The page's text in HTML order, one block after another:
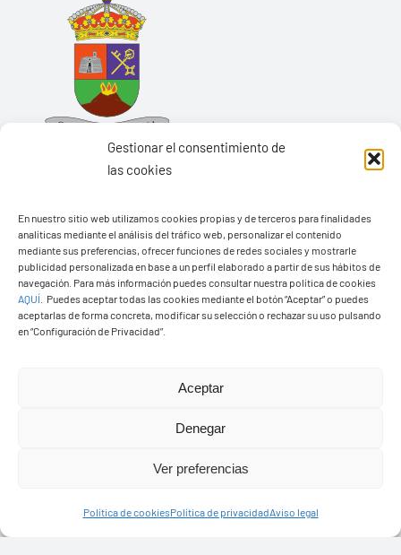
Gestionar el consentimiento de
las cookies
En nuestro sitio web utilizamos cookies propias y de terceros para finalidades
analíticas mediante el análisis del tráfico web, personalizar el contenido
mediante sus preferencias, ofrecer funciones de redes sociales y mostrarle
publicidad personalizada en base a un perfil elaborado a partir de sus hábitos de
navegación. Para más información puedes consultar nuestra política de cookies
AQUÍ
Puedes aceptar todas las cookies mediante el botón “Aceptar” o puedes
aceptarlas de forma concreta, modificar su selección o rechazar su uso pulsando
en “Configuración de Privacidad”.
Aceptar
Denegar
Ver preferencias
Política de cookiesPolítica de privacidadAviso legal
Ayuntamiento de Yaiza
Pza. de Los Remedios, 1
35570 – Yaiza
Tel:928 83 62 20
© Copyright2026 Ayuntamiento de Yaiza - Todos los